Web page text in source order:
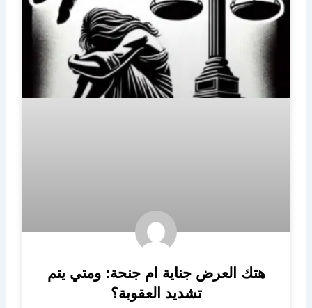
هتك العرض جناية ام جنحة: ومتي يتم
تشديد العقوبة؟